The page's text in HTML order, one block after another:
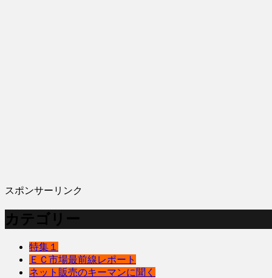
スポンサーリンク
カテゴリー
特集１
ＥＣ市場最前線レポート
ネット販売のキーマンに聞く